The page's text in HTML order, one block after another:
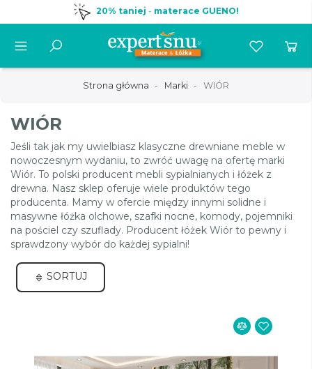
20% taniej - materace GUENO!
Strona główna Marki WIÓR
WIÓR
Jeśli tak jak my uwielbiasz klasyczne drewniane meble w
nowoczesnym wydaniu, to zwróć uwagę na ofertę marki
Wiór. To polski producent mebli sypialnianych i łóżek z
drewna. Nasz sklep oferuje wiele produktów tego
producenta. Mamy w ofercie między innymi solidne i
masywne łóżka olchowe, szafki nocne, komody, pojemniki
na pościel czy szuflady. Producent łóżek Wiór to pewny i
sprawdzony wybór do każdej sypialni!
SORTUJ